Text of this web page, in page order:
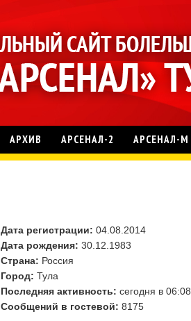
АРХИВ АРСЕНАЛ-2 АРСЕНАЛ-М
Дата регистрации: 04.08.2014
Дата рождения: 30.12.1983
Страна: Россия
Город: Тула
Последняя активность: сегодня в 06:08
Сообщений в гостевой: 8175